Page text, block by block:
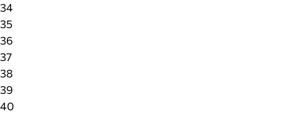
34
35
36
37
38
39
40